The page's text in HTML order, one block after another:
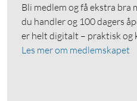
Bli medlem og få ekstra bra
du handler og 100 dagers
er helt digitalt – praktisk og
Les mer om medlemskapet